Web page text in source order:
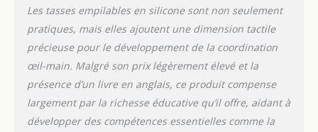
perception de soi et
l'exploration visuelle,
jetant les bases de la
croissance cognitive.
Sécurité et longévité : la
sécurité et le bien-être
de votre enfant sont
notre priorité absolue.
Les tasses empilables en silicone sont non seulement
pratiques, mais elles ajoutent une dimension tactile
précieuse pour le développement de la coordination
œil-main. Malgré son prix légèrement élevé et la
présence d’un livre en anglais, ce produit compense
largement par la richesse éducative qu’il offre, aidant à
développer des compétences essentielles comme la